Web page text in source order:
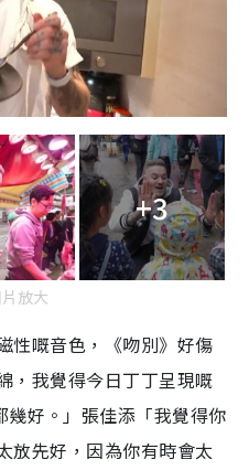
+3
放大
性嘅音色，《吻別》好傷
，我覺得今日丁丁呈現嘅
好。」張佳添「我覺得你
放先好，因為你有時會太